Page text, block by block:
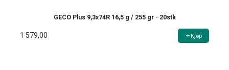
GECO Plus 9,3x74R 16,5 g / 255 gr - 20stk
1 579,00 Kjøp